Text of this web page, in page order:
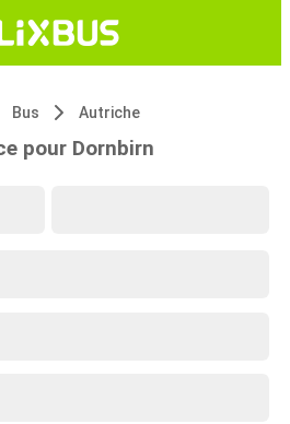
Bus Autriche
pour Dornbirn